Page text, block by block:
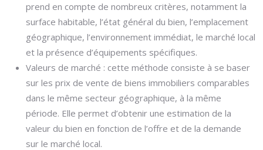
prend en compte de nombreux critères, notamment la
surface habitable, l’état général du bien, l’emplacement
géographique, l’environnement immédiat, le marché local
et la présence d’équipements spécifiques.
Valeurs de marché : cette méthode consiste à se baser
sur les prix de vente de biens immobiliers comparables
dans le même secteur géographique, à la même
période. Elle permet d’obtenir une estimation de la
valeur du bien en fonction de l’offre et de la demande
sur le marché local.